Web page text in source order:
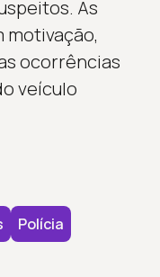
As
motivação,
ocorrências
veículo
Polícia